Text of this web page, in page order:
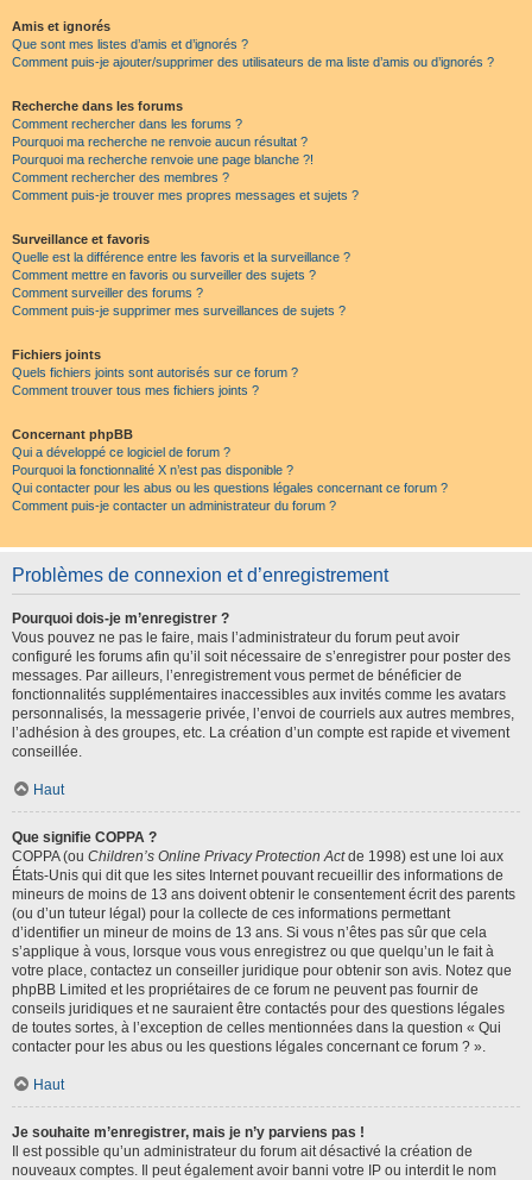
Amis et ignorés
Que sont mes listes d’amis et d’ignorés ?
Comment puis-je ajouter/supprimer des utilisateurs de ma liste d’amis ou d’ignorés ?
Recherche dans les forums
Comment rechercher dans les forums ?
Pourquoi ma recherche ne renvoie aucun résultat ?
Pourquoi ma recherche renvoie une page blanche ?!
Comment rechercher des membres ?
Comment puis-je trouver mes propres messages et sujets ?
Surveillance et favoris
Quelle est la différence entre les favoris et la surveillance ?
Comment mettre en favoris ou surveiller des sujets ?
Comment surveiller des forums ?
Comment puis-je supprimer mes surveillances de sujets ?
Fichiers joints
Quels fichiers joints sont autorisés sur ce forum ?
Comment trouver tous mes fichiers joints ?
Concernant phpBB
Qui a développé ce logiciel de forum ?
Pourquoi la fonctionnalité X n’est pas disponible ?
Qui contacter pour les abus ou les questions légales concernant ce forum ?
Comment puis-je contacter un administrateur du forum ?
Problèmes de connexion et d’enregistrement
Pourquoi dois-je m’enregistrer ?
Vous pouvez ne pas le faire, mais l’administrateur du forum peut avoir
configuré les forums afin qu’il soit nécessaire de s’enregistrer pour poster des
messages. Par ailleurs, l’enregistrement vous permet de bénéficier de
fonctionnalités supplémentaires inaccessibles aux invités comme les avatars
personnalisés, la messagerie privée, l’envoi de courriels aux autres membres,
l’adhésion à des groupes, etc. La création d’un compte est rapide et vivement
conseillée.
Haut
Que signifie COPPA ?
COPPA (ou Children’s Online Privacy Protection Actde 1998) est une loi aux
États-Unis qui dit que les sites Internet pouvant recueillir des informations de
mineurs de moins de 13 ans doivent obtenir le consentement écrit des parents
(ou d’un tuteur légal) pour la collecte de ces informations permettant
d’identifier un mineur de moins de 13 ans. Si vous n’êtes pas sûr que cela
s’applique à vous, lorsque vous vous enregistrez ou que quelqu’un le fait à
votre place, contactez un conseiller juridique pour obtenir son avis. Notez que
phpBB Limited et les propriétaires de ce forum ne peuvent pas fournir de
conseils juridiques et ne sauraient être contactés pour des questions légales
de toutes sortes, à l’exception de celles mentionnées dans la question « Qui
contacter pour les abus ou les questions légales concernant ce forum ? ».
Haut
Je souhaite m’enregistrer, mais je n’y parviens pas !
Il est possible qu’un administrateur du forum ait désactivé la création de
nouveaux comptes. Il peut également avoir banni votre IP ou interdit le nom